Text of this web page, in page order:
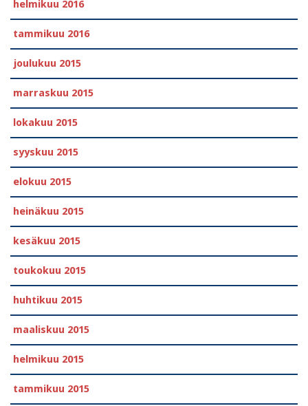
helmikuu 2016
tammikuu 2016
joulukuu 2015
marraskuu 2015
lokakuu 2015
syyskuu 2015
elokuu 2015
heinäkuu 2015
kesäkuu 2015
toukokuu 2015
huhtikuu 2015
maaliskuu 2015
helmikuu 2015
tammikuu 2015